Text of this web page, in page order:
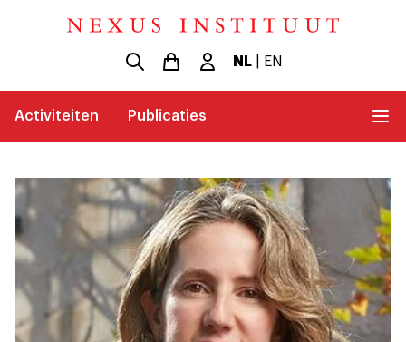
NL| EN
Activiteiten Publicaties